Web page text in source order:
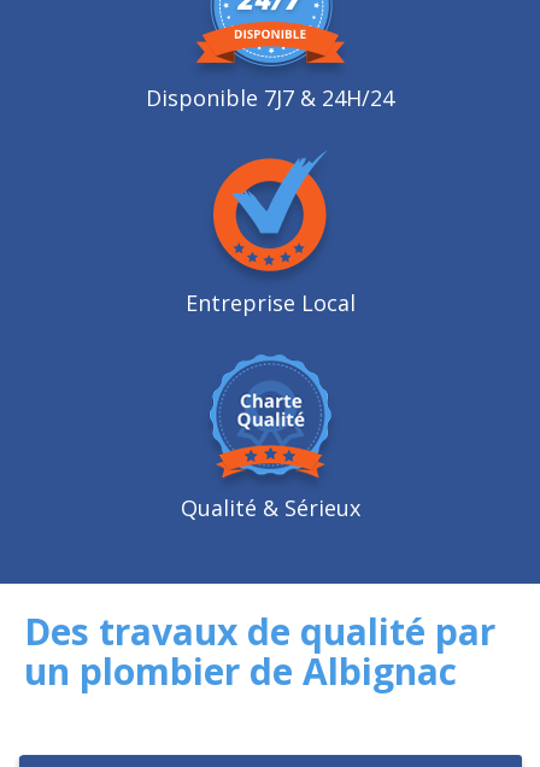
Disponible 7J7 & 24H/24
Entreprise Local
Qualité & Sérieux
Des travaux de qualité par
un plombier de Albignac